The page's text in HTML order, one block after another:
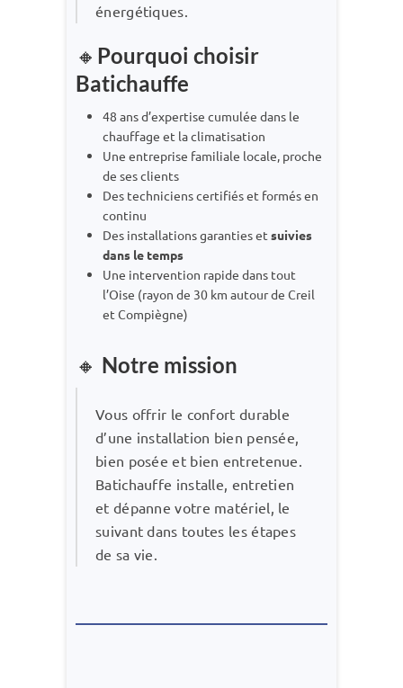
énergétiques.
🔸 Pourquoi choisir
Batichauffe
48 ans d’expertise cumulée dans le
chauffage et la climatisation
Une entreprise familiale locale, proche
de ses clients
Des techniciens certifiés et formés en
continu
Des installations garanties et suivies
dans le temps
Une intervention rapide dans tout
l’Oise (rayon de 30 km autour de Creil
et Compiègne)
🔸 Notre mission
Vous offrir le confort durable
d’une installation bien pensée,
bien posée et bien entretenue.
Batichauffe installe, entretien
et dépanne votre matériel, le
suivant dans toutes les étapes
de sa vie.